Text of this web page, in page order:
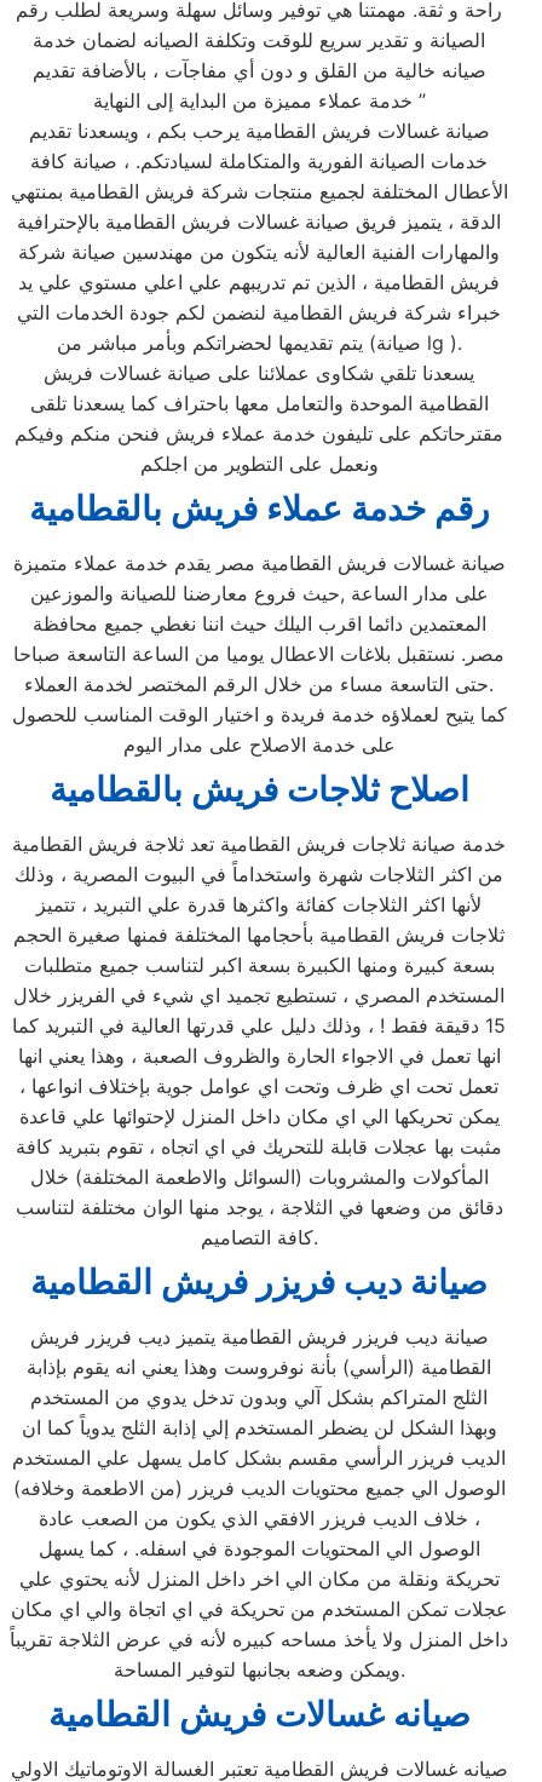
راحة و ثقة. مهمتنا هي توفير وسائل سهلة وسريعة لطلب رقم
الصيانة و تقدير سريع للوقت وتكلفة الصيانه لضمان خدمة
صيانه خالية من القلق و دون أي مفاجآت ، بالأضافة تقديم
خدمة عملاء مميزة من البداية إلى النهاية ”
صيانة غسالات فريش القطامية يرحب بكم ، ويسعدنا تقديم
خدمات الصيانة الفورية والمتكاملة لسيادتكم. ، صيانة كافة
الأعطال المختلفة لجميع منتجات شركة فريش القطامية بمنتهي
الدقة ، يتميز فريق صيانة غسالات فريش القطامية بالإحترافية
والمهارات الفنية العالية لأنه يتكون من مهندسين صيانة شركة
فريش القطامية ، الذين تم تدريبهم علي اعلي مستوي علي يد
خبراء شركة فريش القطامية لنضمن لكم جودة الخدمات التي
يتم تقديمها لحضراتكم وبأمر مباشر من (صيانة lg ).
يسعدنا تلقي شكاوى عملائنا على صيانة غسالات فريش
القطامية الموحدة والتعامل معها باحتراف كما يسعدنا تلقى
مقترحاتكم على تليفون خدمة عملاء فريش فنحن منكم وفيكم
ونعمل على التطوير من اجلكم
رقم خدمة عملاء فريش بالقطامية
صيانة غسالات فريش القطامية مصر يقدم خدمة عملاء متميزة
على مدار الساعة ,حيث فروع معارضنا للصيانة والموزعين
المعتمدين دائما اقرب اليلك حيث اننا نغطي جميع محافظة
مصر. نستقبل بلاغات الاعطال يوميا من الساعة التاسعة صباحا
حتى التاسعة مساء من خلال الرقم المختصر لخدمة العملاء.
كما يتيح لعملاؤه خدمة فريدة و اختيار الوقت المناسب للحصول
على خدمة الاصلاح على مدار اليوم
اصلاح ثلاجات فريش بالقطامية
خدمة صيانة ثلاجات فريش القطامية تعد ثلاجة فريش القطامية
من اكثر الثلاجات شهرة واستخداماً في البيوت المصرية ، وذلك
لأنها اكثر الثلاجات كفائة واكثرها قدرة علي التبريد ، تتميز
ثلاجات فريش القطامية بأحجامها المختلفة فمنها صغيرة الحجم
بسعة كبيرة ومنها الكبيرة بسعة اكبر لتناسب جميع متطلبات
المستخدم المصري ، تستطيع تجميد اي شيء في الفريزر خلال
15 دقيقة فقط ! ، وذلك دليل علي قدرتها العالية في التبريد كما
انها تعمل في الاجواء الحارة والظروف الصعبة ، وهذا يعني انها
تعمل تحت اي ظرف وتحت اي عوامل جوية بإختلاف انواعها ،
يمكن تحريكها الي اي مكان داخل المنزل لإحتوائها علي قاعدة
مثبت بها عجلات قابلة للتحريك في اي اتجاه ، تقوم بتبريد كافة
المأكولات والمشروبات (السوائل والاطعمة المختلفة) خلال
دقائق من وضعها في الثلاجة ، يوجد منها الوان مختلفة لتناسب
كافة التصاميم.
صيانة ديب فريزر فريش القطامية
صيانة ديب فريزر فريش القطامية يتميز ديب فريزر فريش
القطامية (الرأسي) بأنة نوفروست وهذا يعني انه يقوم بإذابة
الثلج المتراكم بشكل آلي وبدون تدخل يدوي من المستخدم
وبهذا الشكل لن يضطر المستخدم إلي إذابة الثلج يدوياً كما ان
الديب فريزر الرأسي مقسم بشكل كامل يسهل علي المستخدم
الوصول الي جميع محتويات الديب فريزر (من الاطعمة وخلافه)
، خلاف الديب فريزر الافقي الذي يكون من الصعب عادة
الوصول الي المحتويات الموجودة في اسفله. ، كما يسهل
تحريكة ونقلة من مكان الي اخر داخل المنزل لأنه يحتوي علي
عجلات تمكن المستخدم من تحريكة في اي اتجاة والي اي مكان
داخل المنزل ولا يأخذ مساحه كبيره لأنه في عرض الثلاجة تقريباً
ويمكن وضعه بجانبها لتوفير المساحة.
صيانه غسالات فريش القطامية
صيانه غسالات فريش القطامية تعتبر الغسالة الاوتوماتيك الاولي